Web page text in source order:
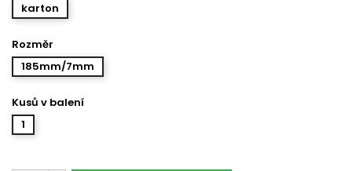
karton
Rozměr
185mm/7mm
Kusů v balení
1